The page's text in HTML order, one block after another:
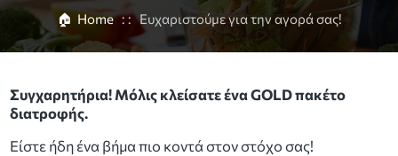
🏠 Home: :Ευχαριστούμε για την αγορά σας!
Συγχαρητήρια! Μόλις κλείσατε ένα GOLD πακέτο
διατροφής.
Είστε ήδη ένα βήμα πιο κοντά στον στόχο σας!